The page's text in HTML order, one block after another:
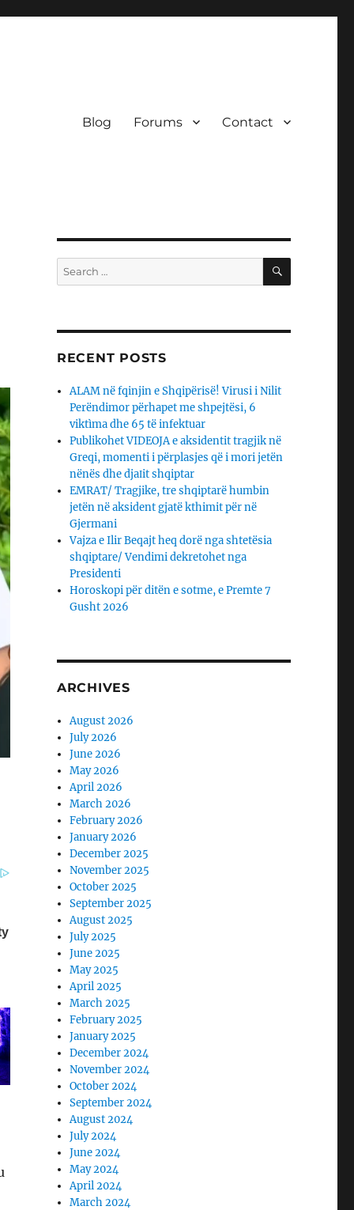
Blog Forums Contact
Search
for:
SEARCH
RECENT POSTS
ALAM në fqinjin e Shqipërisë! Virusi i Nilit
Perëndimor përhapet me shpejtësi, 6
viktìma dhe 65 të infektuar
Publikohet VIDEOJA e aksidentit tragjik në
Greqi, momenti i përplasjes që i mori jetën
nënës dhe djaΙit shqiptar
EMRAT/ Tragjike, tre shqiptarë humbin
jetën në aksident gjatë kthimit për në
Gjermani
Vajza e Ilir Beqajt heq dorë nga shtetësia
shqiptare/ Vendimi dekretohet nga
Presidenti
Horoskopi për ditën e sotme, e Premte 7
Gusht 2026
ARCHIVES
August 2026
July 2026
June 2026
May 2026
April 2026
March 2026
February 2026
January 2026
December 2025
November 2025
October 2025
September 2025
August 2025
July 2025
June 2025
May 2025
April 2025
March 2025
February 2025
January 2025
December 2024
November 2024
October 2024
September 2024
August 2024
July 2024
June 2024
May 2024
April 2024
March 2024